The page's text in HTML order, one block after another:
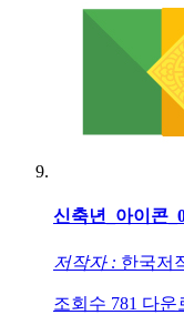
신축년_아이콘
저작자 : 한국저
조회수 781 다운